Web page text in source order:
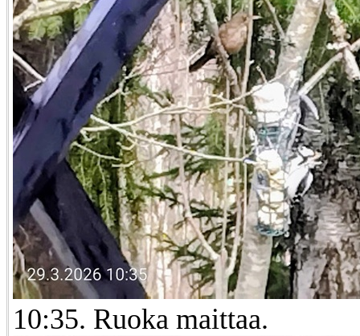
10:35. Ruoka maittaa.